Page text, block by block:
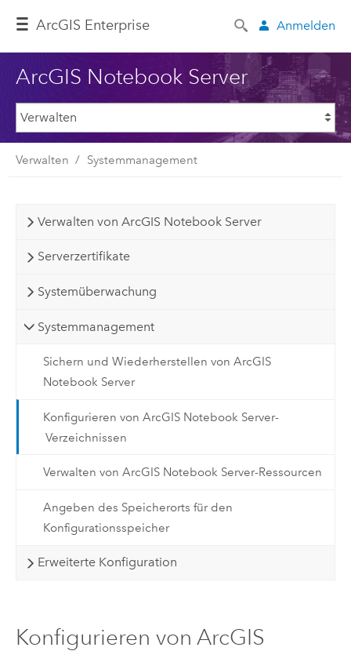
ArcGIS Enterprise Anmelden
ArcGIS Notebook Server
Verwalten Systemmanagement
Verwalten von ArcGIS Notebook Server
Serverzertifikate
Systemüberwachung
Systemmanagement
Sichern und Wiederherstellen von ArcGIS
Notebook Server
Konfigurieren von ArcGIS Notebook Server-
Verzeichnissen
Verwalten von ArcGIS Notebook Server-Ressourcen
Angeben des Speicherorts für den
Konfigurationsspeicher
Erweiterte Konfiguration
Konfigurieren von ArcGIS